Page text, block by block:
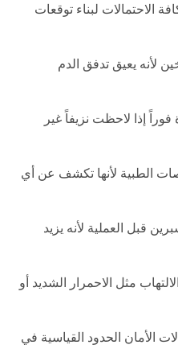
الاحتمالات لبناء توقعات
لأنه يعيق تدفق الدم
إذا لاحظت نزيفاً غير
الطبية لأنها تكشف عن أي
قبل العملية لأنه يزيد
مثل الاحمرار الشديد أو
الأمان الحدود القياسية في